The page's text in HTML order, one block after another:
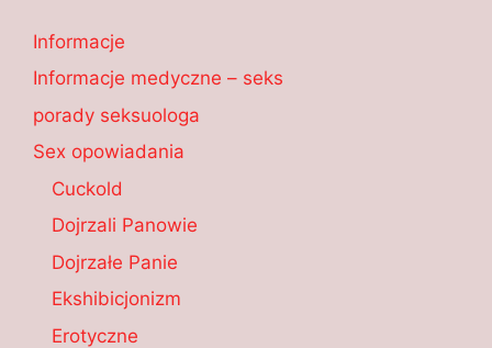
Informacje
Informacje medyczne – seks
porady seksuologa
Sex opowiadania
Cuckold
Dojrzali Panowie
Dojrzałe Panie
Ekshibicjonizm
Erotyczne